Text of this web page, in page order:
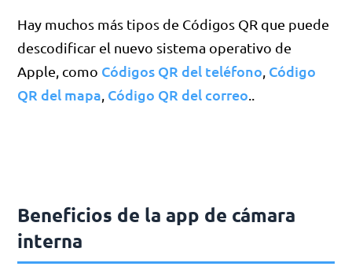
Hay muchos más tipos de Códigos QR que puede
descodificar el nuevo sistema operativo de
Apple, como Códigos QR del teléfono, Código
QR del mapa, Código QR del correo..
Beneficios de la app de cámara
interna